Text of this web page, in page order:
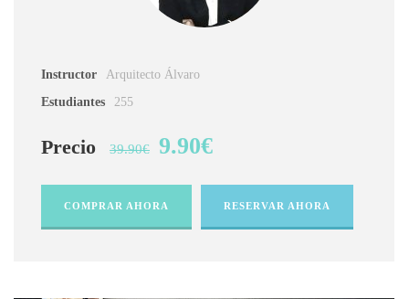
Instructor
Arquitecto Álvaro
Estudiantes
255
Precio 39.90€ 9.90€
COMPRAR AHORA RESERVAR AHORA